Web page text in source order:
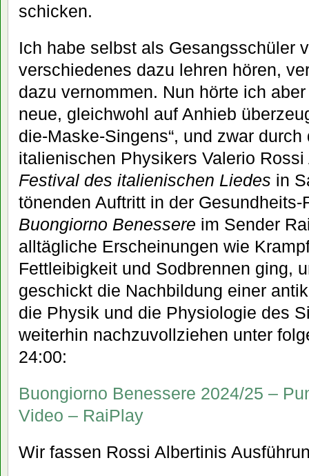
schicken.
Ich habe selbst als Gesangsschüler
verschiedenes dazu lehren hören,
dazu vernommen. Nun hörte ich
neue, gleichwohl auf Anhieb
die-Maske-Singens“, und zwar
italienischen Physikers Valerio
Festival des italienischen Liedes in
tönenden Auftritt in der Gesundheits-
Buongiorno Benessere im Sender
alltägliche Erscheinungen wie
Fettleibigkeit und Sodbrennen ging,
geschickt die Nachbildung einer
die Physik und die Physiologie des
weiterhin nachzuvollziehen unter
24:00:
Buongiorno Benessere 2024/25 –
Video – RaiPlay
Wir fassen Rossi Albertinis